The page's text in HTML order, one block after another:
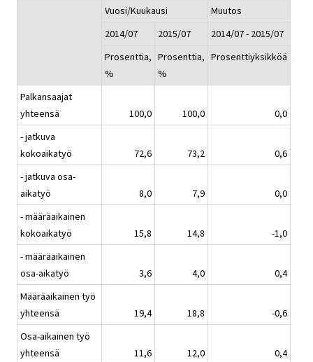
Vuosi/Kuukausi
Muutos
2014/07
2015/07
2014/07 - 2015/07
Prosenttia,
%
Prosenttia,
%
Prosenttiyksikköä
Palkansaajat
yhteensä
100,0 100,0
0,0
- jatkuva
kokoaikatyö
72,6 73,2
0,6
- jatkuva osa-
aikatyö
8,0 7,9
0,0
- määräaikainen
kokoaikatyö
15,8 14,8
-1,0
- määräaikainen
osa-aikatyö
3,6 4,0
0,4
Määräaikainen työ
yhteensä
19,4 18,8
-0,6
Osa-aikainen työ
yhteensä
11,6 12,0 0,4